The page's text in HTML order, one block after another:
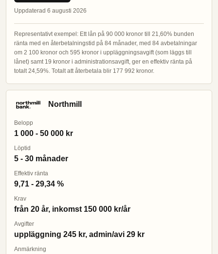
Uppdaterad 6 augusti 2026
Representativt exempel: Ett lån på 90 000 kronor till 21,60% bunden
ränta med en återbetalningstid på 84 månader, med 84 avbetalningar
om 2 100 kronor och 595 kronor i uppläggningsavgift (som läggs till
lånet) samt 19 kronor i administrationsavgift, ger en effektiv ränta på
totalt 24,59%. Totalt att återbetala blir 177 992 kronor.
Northmill
Belopp
1 000 - 50 000 kr
Löptid
5 - 30 månader
Effektiv ränta
9,71 - 29,34 %
Krav
från 20 år, inkomst 150 000 kr/år
Avgifter
uppläggning 245 kr, admin/avi 29 kr
Anmärkning